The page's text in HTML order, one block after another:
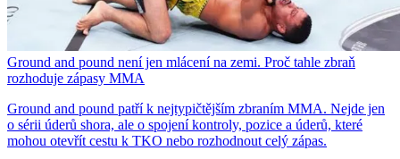
Ground and pound není jen mlácení na zemi. Proč tahle zbraň
rozhoduje zápasy MMA
Ground and pound patří k nejtypičtějším zbraním MMA. Nejde jen
o sérii úderů shora, ale o spojení kontroly, pozice a úderů, které
mohou otevřít cestu k TKO nebo rozhodnout celý zápas.